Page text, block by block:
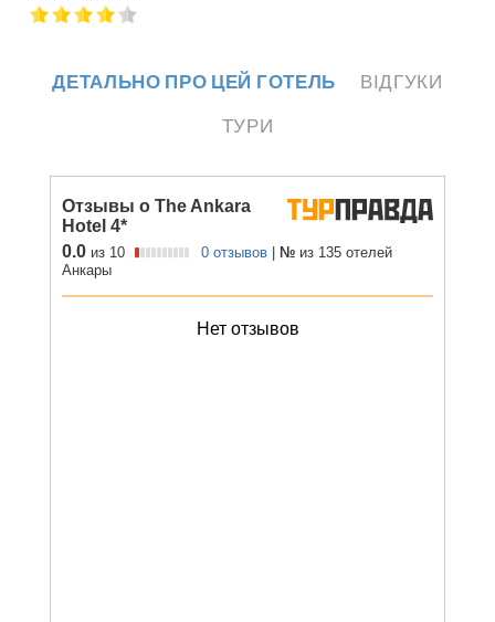
ДЕТАЛЬНО ПРО ЦЕЙ ГОТЕЛЬ
ВІДГУКИ
ТУРИ